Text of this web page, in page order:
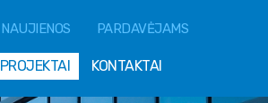
NAUJIENOS PARDAVĖJAMS
PROJEKTAI KONTAKTAI